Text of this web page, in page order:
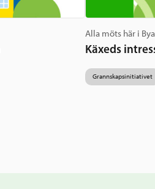
Alla möts här i
Käxeds
Grannskapsinitiativet